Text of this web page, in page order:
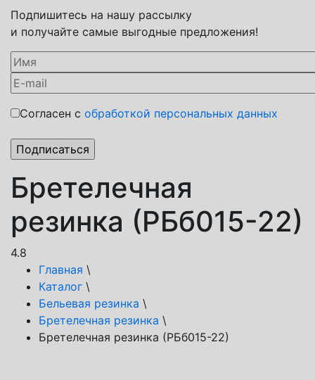
Подпишитесь на нашу рассылку
и получайте самые выгодные предложения!
Согласен с обработкой персональных данных
Бретелечная
резинка (РБб015-22)
4.8
Главная \
Каталог \
Бельевая резинка \
Бретелечная резинка \
Бретелечная резинка (РБб015-22)